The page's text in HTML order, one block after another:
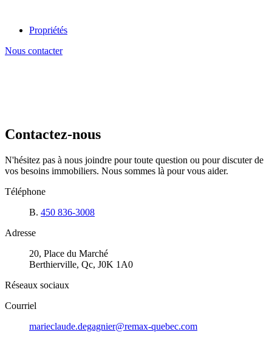
Propriétés
Nous contacter
Contactez-nous
N'hésitez pas à nous joindre pour toute question ou pour discuter de
vos besoins immobiliers. Nous sommes là pour vous aider.
Téléphone
B. 450 836-3008
Adresse
20, Place du Marché
Berthierville, Qc, J0K 1A0
Réseaux sociaux
Courriel
marieclaude.degagnier@remax-quebec.com